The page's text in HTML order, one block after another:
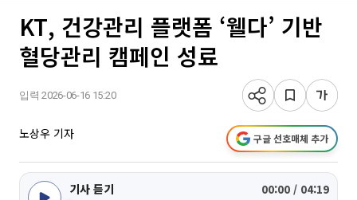
KT, 건강관리 플랫폼 ‘웰다’ 기반
혈당관리 캠페인 성료
입력 2026-06-16 15:20
노상우 기자 구글 선호매체 추가
기사 듣기 00:00 / 04:19